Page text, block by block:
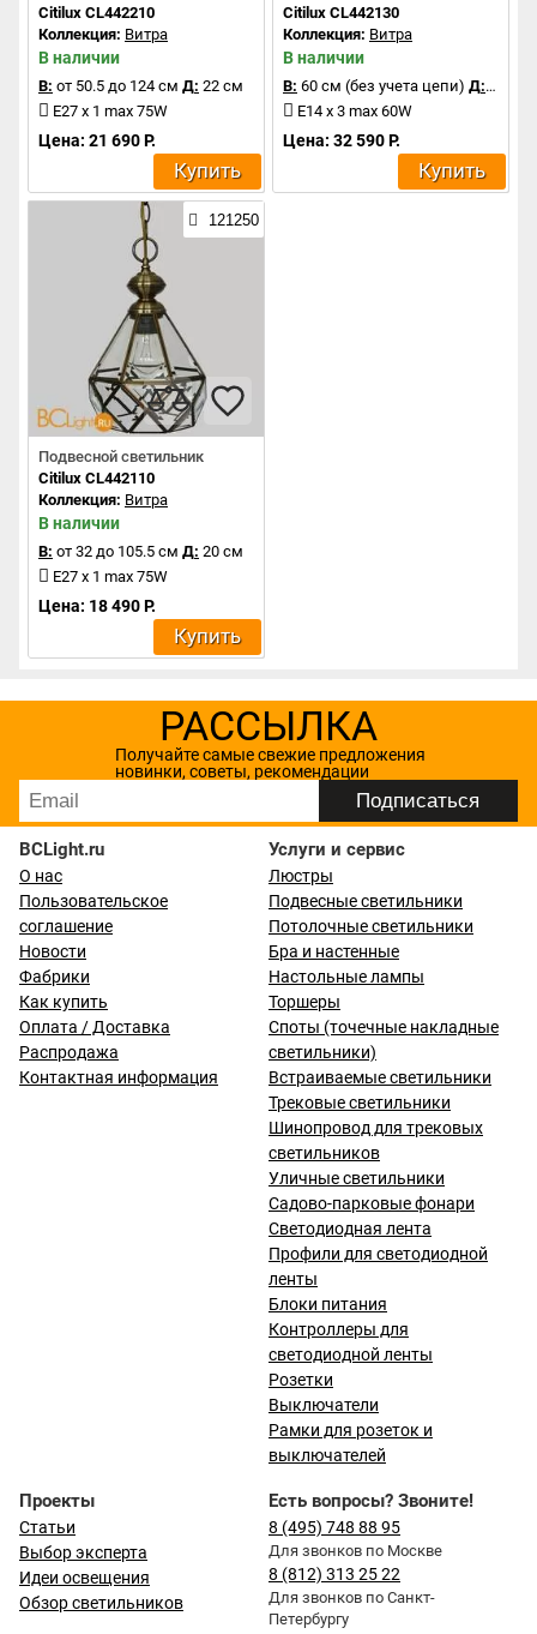
Citilux CL442210
Коллекция: Витра
В наличии
В: от 50.5 до 124 см Д: 22 см
E27 x 1 max 75W
Цена: 21 690 Р.
Купить
Citilux CL442130
Коллекция: Витра
В наличии
В: 60 см (без учета цепи) Д:34 см
E14 x 3 max 60W
Цена: 32 590 Р.
Купить
121250
Подвесной светильник
Citilux CL442110
Коллекция: Витра
В наличии
В: от 32 до 105.5 см Д: 20 см
E27 x 1 max 75W
Цена: 18 490 Р.
Купить
РАССЫЛКА
Получайте самые свежие предложения
новинки, советы, рекомендации
BCLight.ru
О нас
Пользовательское
соглашение
Новости
Фабрики
Как купить
Оплата / Доставка
Распродажа
Контактная информация
Услуги и сервис
Люстры
Подвесные светильники
Потолочные светильники
Бра и настенные
Настольные лампы
Торшеры
Споты (точечные накладные
светильники)
Встраиваемые светильники
Трековые светильники
Шинопровод для трековых
светильников
Уличные светильники
Садово-парковые фонари
Светодиодная лента
Профили для светодиодной
ленты
Блоки питания
Контроллеры для
светодиодной ленты
Розетки
Выключатели
Рамки для розеток и
выключателей
Проекты
Статьи
Выбор эксперта
Идеи освещения
Обзор светильников
Есть вопросы? Звоните!
8 (495) 748 88 95
Для звонков по Москве
8 (812) 313 25 22
Для звонков по Санкт-
Петербургу